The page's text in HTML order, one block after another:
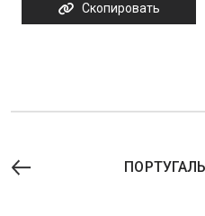
Скопировать